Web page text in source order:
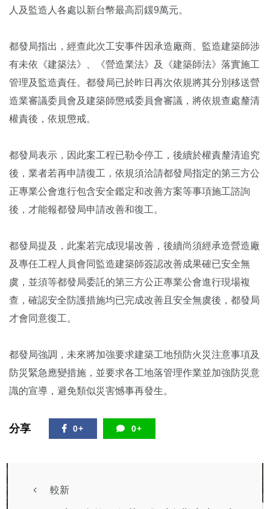
人及監造人各處以新台幣最高罰鍰9萬元。
都發局指出，經查此次工安事件因承造廠商、監造建築師涉
有未依《建築法》、《營造業法》及《建築師法》落實施工
管理及監造責任。都發局已於昨日再次依規將其分別移送營
造業審議委員會及建築師懲戒委員會審議，將依規查處釐清
權責後，依規懲戒。
都發局表示，因此案工程已勒令停工，後續於權責釐清追究
後，業者若再申請復工，依規須洽請都發局指定的第三方公
正專業公會進行包含安全鑑定和改善方案等事項施工諮詢
後，才能報都發局申請改善和復工。
都發局提及，此案若完成現場改善，後續尚須經承造營造廠
及專任工程人員會同監造建築師簽認改善成果確已安全無
虞，並須等都發局委託的第三方公正專業公會進行現場複
查，確認安全防護措施均已完成改善且安全無虞後，都發局
才會同意復工。
都發局強調，未來將加強要求建築工地預防火災注意事項及
防災緊急應變措施，並要求各工地落管理作業並加強防災意
識的宣導，避免類似災害憾事再發生。
分享 0+ 0+
較新